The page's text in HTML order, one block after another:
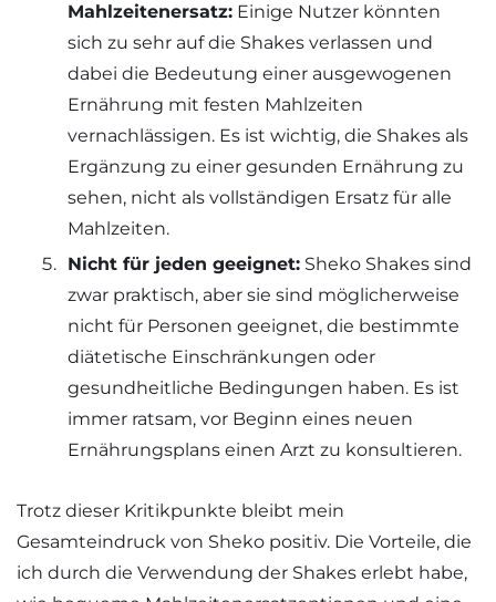
Mahlzeitenersatz: Einige Nutzer könnten
sich zu sehr auf die Shakes verlassen und
dabei die Bedeutung einer ausgewogenen
Ernährung mit festen Mahlzeiten
vernachlässigen. Es ist wichtig, die Shakes als
Ergänzung zu einer gesunden Ernährung zu
sehen, nicht als vollständigen Ersatz für alle
Mahlzeiten.
Nicht für jeden geeignet: Sheko Shakes sind
zwar praktisch, aber sie sind möglicherweise
nicht für Personen geeignet, die bestimmte
diätetische Einschränkungen oder
gesundheitliche Bedingungen haben. Es ist
immer ratsam, vor Beginn eines neuen
Ernährungsplans einen Arzt zu konsultieren.
Trotz dieser Kritikpunkte bleibt mein
Gesamteindruck von Sheko positiv. Die Vorteile, die
ich durch die Verwendung der Shakes erlebt habe,